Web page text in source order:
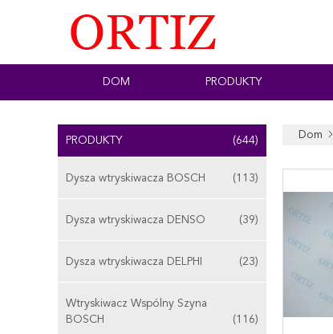
DOM PRODUKTY
PRODUKTY (644)
Dysza wtryskiwacza BOSCH (113)
Dysza wtryskiwacza DENSO (39)
Dysza wtryskiwacza DELPHI (23)
Wtryskiwacz Wspólny Szyna
BOSCH
(116)
Dom